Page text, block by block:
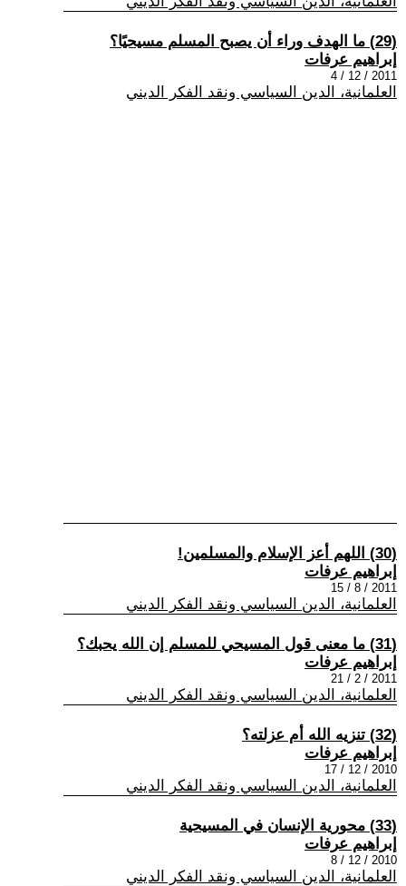
(29) ما الهدف وراء أن يصبح المسلم مسيحيًا؟
إبراهيم عرفات
2011 / 12 / 4
العلمانية، الدين السياسي ونقد الفكر الديني
(30) اللهم أعز الإسلام والمسلمين!
إبراهيم عرفات
2011 / 8 / 15
العلمانية، الدين السياسي ونقد الفكر الديني
(31) ما معنى قول المسيحي للمسلم إن الله يحبك؟
إبراهيم عرفات
2011 / 2 / 21
العلمانية، الدين السياسي ونقد الفكر الديني
(32) تنزيه الله أم عزلته؟
إبراهيم عرفات
2010 / 12 / 17
العلمانية، الدين السياسي ونقد الفكر الديني
(33) محورية الإنسان في المسيحية
إبراهيم عرفات
2010 / 12 / 8
العلمانية، الدين السياسي ونقد الفكر الديني